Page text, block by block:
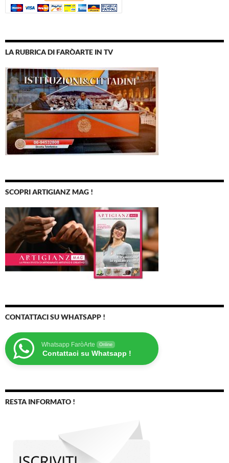
LA RUBRICA DI FARÒARTE IN TV
SCOPRI ARTIGIANZ MAG !
CONTATTACI SU WHATSAPP !
Whatsapp FaròArte Online
Contattaci su Whatsapp !
RESTA INFORMATO !